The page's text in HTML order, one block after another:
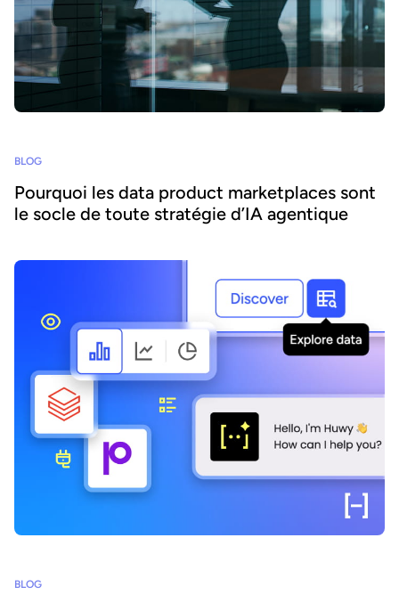
BLOG
Pourquoi les data product marketplaces sont
le socle de toute stratégie d’IA agentique
BLOG